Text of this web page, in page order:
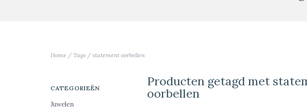
Home / Tags / statement oorbellen
CATEGORIEËN
Juwelen
Producten getagd met
oorbellen